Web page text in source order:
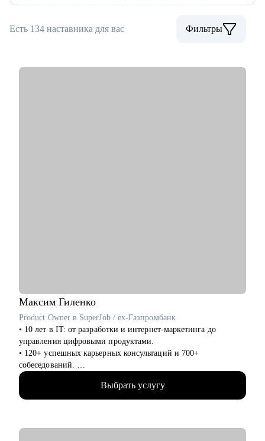
Есть 134 наставника для вас Фильтры
Максим Гиленко
Product Owner в SuperJob / ex-Газпромбанк
• 10 лет в IT: от разработки и интернет-маркетинга до
управления цифровыми продуктами.
• 120+ успешных карьерных консультаций и 700+
собеседований.
• Помогаю людям как IT ментор и карьерный консультант с
• Являюсь приглашенным экспертом HR клуба "Осознанная
Выбрать услугу